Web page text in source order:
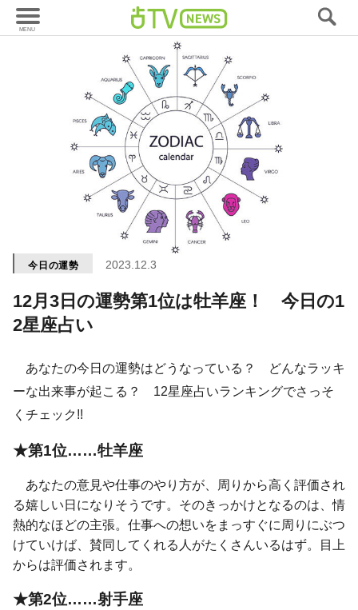
今日の運勢 2023.12.3
12月3日の運勢第1位は牡羊座！ 今日の1
2星座占い
あなたの今日の運勢はどうなっている？ どんなラッキ
ーな出来事が起こる？ 12星座占いランキングでさっそ
くチェック!!
★第1位……牡羊座
あなたの意見や仕事のやり方が、周りから高く評価され
る嬉しい日になりそうです。そのきっかけとなるのは、情
熱的なほどの主張。仕事への想いをまっすぐに周りにぶつ
けていけば、賛同してくれる人がたくさんいるはず。目上
からは評価されます。
★第2位……射手座